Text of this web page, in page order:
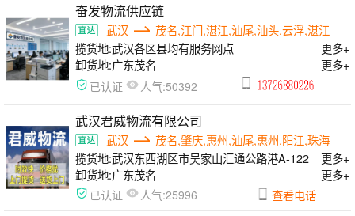
奋发物流供应链
武汉
茂名,江门,湛江,汕尾,汕头,云浮,湛江
揽货地:武汉各区县均有服务网点
更多+
卸货地:广东茂名 更多+
已认证 人气:50392
武汉君威物流有限公司
武汉
茂名,肇庆,惠州,汕尾,惠州,阳江,珠海
揽货地:武汉东西湖区市吴家山汇通公路港A-122
更多+
卸货地:广东茂名 更多+
已认证 人气:25996 查看电话